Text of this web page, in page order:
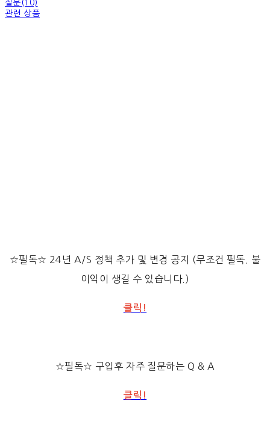
질문(10)
관련 상품
☆필독☆ 24년 A/S 정책 추가 및 변경 공지 (무조건 필독. 불
이익이 생길 수 있습니다.)
클릭!
☆필독☆ 구입후 자주 질문하는 Q & A
클릭!